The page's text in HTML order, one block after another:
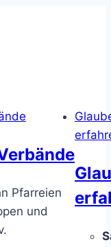
Pfarreien
und